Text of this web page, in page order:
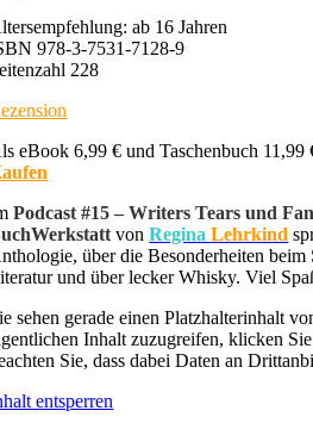
ab 16 Jahren
978-3-7531-7128-9
228
eBook 6,99 € und Taschenbuch 11,99
Podcast #15 – Writers Tears und
vonReginaLehrkind
über die Besonderheiten beim
und über lecker Whisky. Viel
sehen gerade einen Platzhalterinhalt
Inhalt zuzugreifen, klicken
Sie, dass dabei Daten an
entsperren